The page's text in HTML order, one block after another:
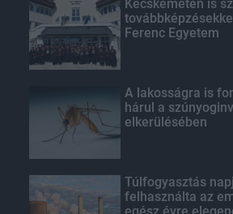
Kecskeméten is
Ferenc Egyetem
A lakosságra is
hárul a
elkerülésében
Túlfogyasztás
felhasználta az
egész évre